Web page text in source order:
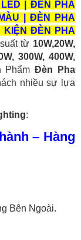
| ĐÈN PHA
| ĐÈN PHA
KIỆN ĐÈN PHA
từ 10W,20W,
300W, 400W,
PhẩmĐèn Pha
nhiều sự lựa
:
– Hàng
Bên Ngoài.